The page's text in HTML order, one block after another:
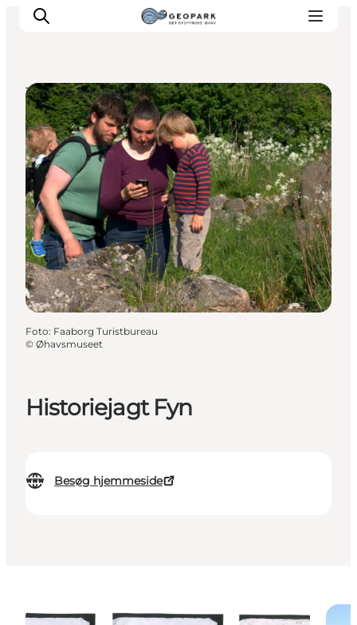
Historiejagt Fyn
Besøg hjemmeside
Ture på egen hånd
Foto: Faaborg Turistbureau
© Øhavsmuseet